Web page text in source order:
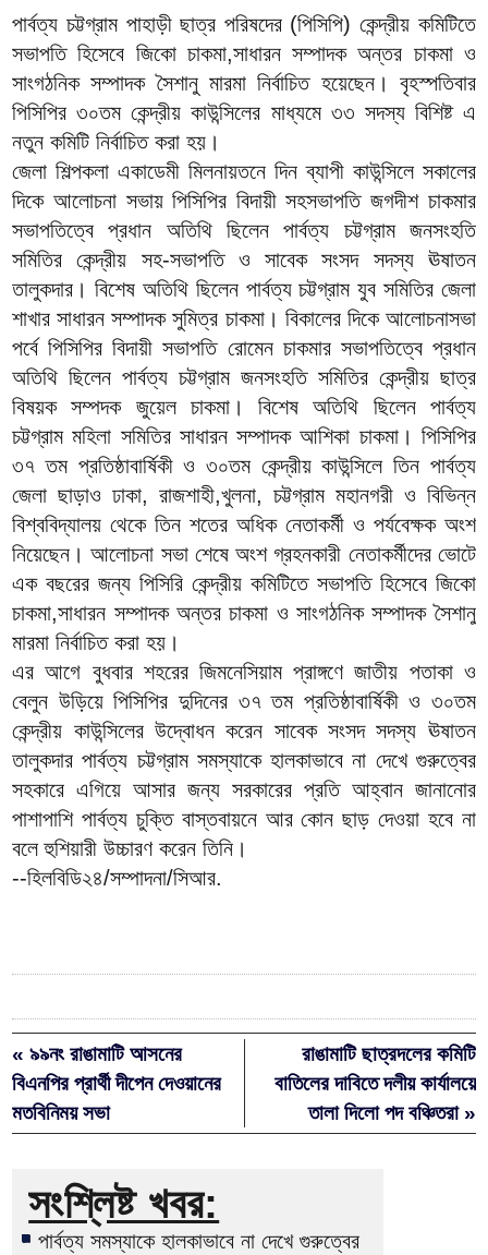
পার্বত্য চট্টগ্রাম পাহাড়ী ছাত্র পরিষদের (পিসিপি) কেন্দ্রীয় কমিটিতে
সভাপতি হিসেবে জিকো চাকমা,সাধারন সম্পাদক অন্তর চাকমা ও
সাংগঠনিক সম্পাদক সৈশানু মারমা নির্বাচিত হয়েছেন। বৃহস্পতিবার
পিসিপির ৩০তম কেন্দ্রীয় কাউন্সিলের মাধ্যমে ৩৩ সদস্য বিশিষ্ট এ
নতুন কমিটি নির্বাচিত করা হয়।
জেলা শিল্পকলা একাডেমী মিলনায়তনে দিন ব্যাপী কাউন্সিলে সকালের
দিকে আলোচনা সভায় পিসিপির বিদায়ী সহসভাপতি জগদীশ চাকমার
সভাপতিত্বে প্রধান অতিথি ছিলেন পার্বত্য চট্টগ্রাম জনসংহতি
সমিতির কেন্দ্রীয় সহ-সভাপতি ও সাবেক সংসদ সদস্য ঊষাতন
তালুকদার। বিশেষ অতিথি ছিলেন পার্বত্য চট্টগ্রাম যুব সমিতির জেলা
শাখার সাধারন সম্পাদক সুমিত্র চাকমা। বিকালের দিকে আলোচনাসভা
পর্বে পিসিপির বিদায়ী সভাপতি রোমেন চাকমার সভাপতিত্বে প্রধান
অতিথি ছিলেন পার্বত্য চট্টগ্রাম জনসংহতি সমিতির কেন্দ্রীয় ছাত্র
বিষয়ক সম্পদক জুয়েল চাকমা। বিশেষ অতিথি ছিলেন পার্বত্য
চট্টগ্রাম মহিলা সমিতির সাধারন সম্পাদক আশিকা চাকমা। পিসিপির
৩৭ তম প্রতিষ্ঠাবার্ষিকী ও ৩০তম কেন্দ্রীয় কাউন্সিলে তিন পার্বত্য
জেলা ছাড়াও ঢাকা, রাজশাহী,খুলনা, চট্টগ্রাম মহানগরী ও বিভিন্ন
বিশ্ববিদ্যালয় থেকে তিন শতের অধিক নেতাকর্মী ও পর্যবেক্ষক অংশ
নিয়েছেন। আলোচনা সভা শেষে অংশ গ্রহনকারী নেতাকর্মীদের ভোটে
এক বছরের জন্য পিসিরি কেন্দ্রীয় কমিটিতে সভাপতি হিসেবে জিকো
চাকমা,সাধারন সম্পাদক অন্তর চাকমা ও সাংগঠনিক সম্পাদক সৈশানু
মারমা নির্বাচিত করা হয়।
এর আগে বুধবার শহরের জিমনেসিয়াম প্রাঙ্গণে জাতীয় পতাকা ও
বেলুন উড়িয়ে পিসিপির দুদিনের ৩৭ তম প্রতিষ্ঠাবার্ষিকী ও ৩০তম
কেন্দ্রীয় কাউন্সিলের উদ্বোধন করেন সাবেক সংসদ সদস্য ঊষাতন
তালুকদার পার্বত্য চট্টগ্রাম সমস্যাকে হালকাভাবে না দেখে গুরুত্বের
সহকারে এগিয়ে আসার জন্য সরকারের প্রতি আহ্বান জানানোর
পাশাপাশি পার্বত্য চুক্তি বাস্তবায়নে আর কোন ছাড় দেওয়া হবে না
বলে হুশিয়ারী উচ্চারণ করেন তিনি।
--হিলবিডি২৪/সম্পাদনা/সিআর.
« ৯৯নং রাঙামাটি আসনের
বিএনপির প্রার্থী দীপেন দেওয়ানের
মতবিনিময় সভা
রাঙামাটি ছাত্রদলের কমিটি
বাতিলের দাবিতে দলীয় কার্যালয়ে
তালা দিলো পদ বঞ্চিতরা »
সংশ্লিষ্ট খবর:
পার্বত্য সমস্যাকে হালকাভাবে না দেখে গুরুত্বের